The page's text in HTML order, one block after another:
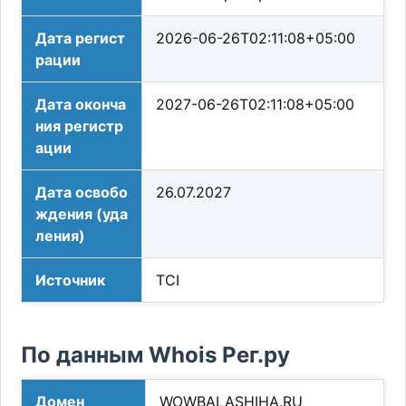
Дата регист
рации
2026-06-26T02:11:08+05:00
Дата оконча
ния регистр
ации
2027-06-26T02:11:08+05:00
Дата освобо
ждения (уда
ления)
26.07.2027
Источник TCI
По данным Whois Рег.ру
Домен WOWBALASHIHA.RU